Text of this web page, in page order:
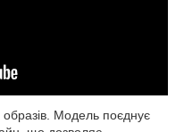
Модель поєднує